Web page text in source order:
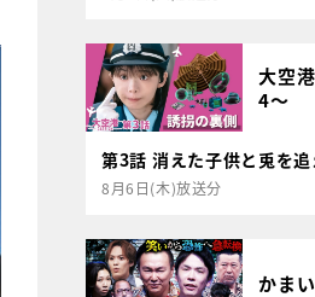
大空
4～
第3話 消えた子供と兎を追
8月6日(木)放送分
かま